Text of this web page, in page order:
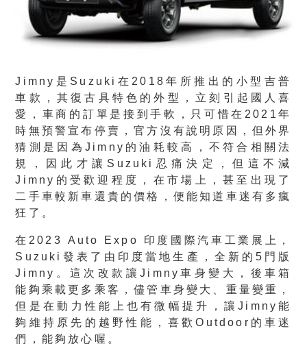
Jimny是Suzuki在2018年所推出的小型吉普
車款，其復古具特色的外型，立刻引起國人喜
愛，車商的訂單是接到手軟，只可惜在2021年
時無預警宣布停賣，官方沒有說明原因，但外界
猜測是因為Jimny的油耗較高，不符合相關法
規，因此才讓Suzuki忍痛決定，但這不減
Jimny的受歡迎程度，在市場上，甚至出現了
二手車較新車還貴的價格，便能知道車迷有多瘋
狂了。
在2023 Auto Expo 印度國際汽車工業展上，
Suzuki發表了由印度當地生產，全新的5門版
Jimny。這次改款讓Jimny車身變大，後車箱
能夠乘載更多乘客，儘管車身變大、重量變重，
但是在動力性能上也有微幅提升，讓Jimny能
夠維持原先的越野性能，喜歡Outdoor的車迷
們，能夠放心喔。